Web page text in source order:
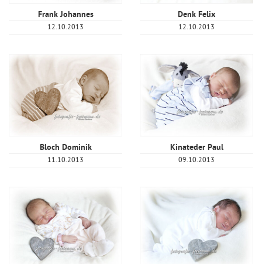
Frank Johannes
12.10.2013
Denk Felix
12.10.2013
Bloch Dominik
11.10.2013
Kinateder Paul
09.10.2013